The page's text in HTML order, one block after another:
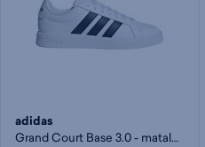
adidas
Grand Court Base 3.0 - matalavartiset tennarit